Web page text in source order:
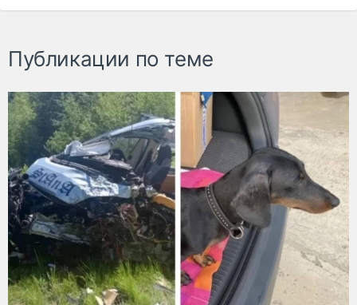
Публикации по теме